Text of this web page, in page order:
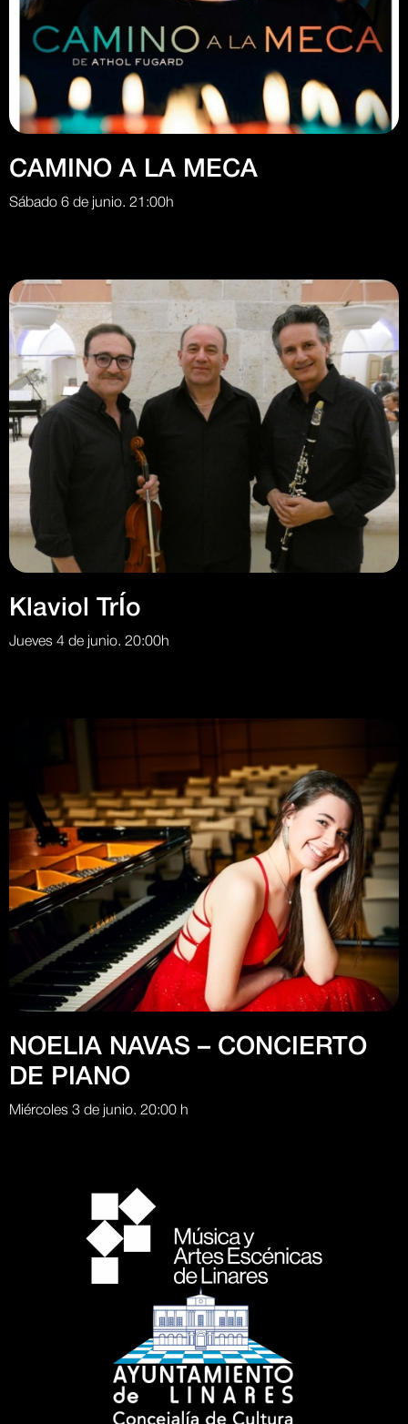
CAMINO A LA MECA
Sábado 6 de junio. 21:00h
Klaviol TrÍo
Jueves 4 de junio. 20:00h
NOELIA NAVAS – CONCIERTO
DE PIANO
Miércoles 3 de junio. 20:00 h